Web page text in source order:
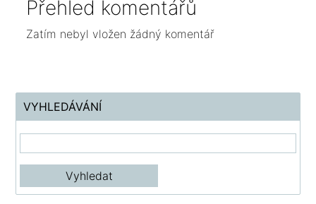
Přehled komentářů
Zatím nebyl vložen žádný komentář
VYHLEDÁVÁNÍ